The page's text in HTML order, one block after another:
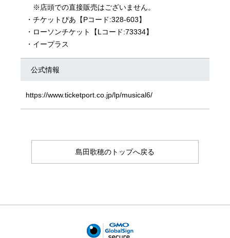
※店頭での直接販売はございません。
・ チケットぴあ 【Pコード:328-603】
・ ローソンチケット
【Lコード:73334】
・ イープラス
公式情報
https://www.ticketport.co.jp/lp/musical6/
島田歌穂のトップへ戻る